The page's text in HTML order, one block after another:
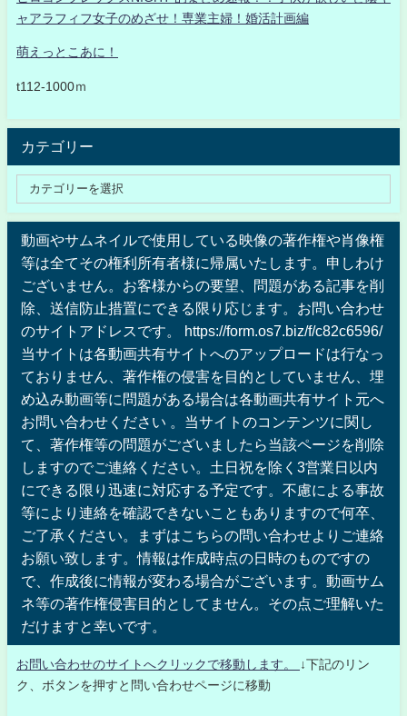
ャアラフィフ女子のめざせ！専業主婦！婚活計画編
萌えっとこあに！
t112-1000ｍ
カテゴリー
動画やサムネイルで使用している映像の著作権や肖像権
等は全てその権利所有者様に帰属いたします。申しわけ
ございません。お客様からの要望、問題がある記事を削
除、送信防止措置にできる限り応じます。お問い合わせ
のサイトアドレスです。 https://form.os7.biz/f/c82c6596/
当サイトは各動画共有サイトへのアップロードは行なっ
ておりません、著作権の侵害を目的としていません、埋
め込み動画等に問題がある場合は各動画共有サイト元へ
お問い合わせください 。当サイトのコンテンツに関し
て、著作権等の問題がございましたら当該ページを削除
しますのでご連絡ください。土日祝を除く3営業日以内
にできる限り迅速に対応する予定です。不慮による事故
等により連絡を確認できないこともありますので何卒、
ご了承ください。まずはこちらの問い合わせよりご連絡
お願い致します。情報は作成時点の日時のものですの
で、作成後に情報が変わる場合がございます。動画サム
ネ等の著作権侵害目的としてません。その点ご理解いた
だけますと幸いです。
お問い合わせのサイトへクリックで移動します。
↓下記のリン
ク、ボタンを押すと問い合わせページに移動